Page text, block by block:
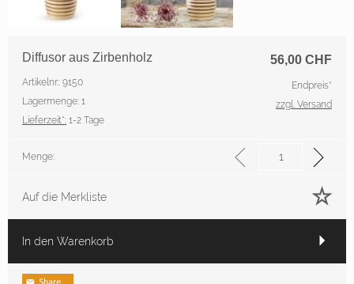
56,00 CHF
Diffusor aus Zirbenholz
Artikelnr.: 9150
Lagermenge: 1
Lieferzeit*: 1-2 Tage
Endpreis*
zzgl. Versand
Menge:
Auf die Merkliste
In den Warenkorb